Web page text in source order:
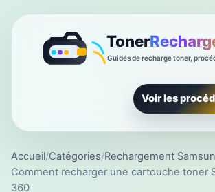
Voir les
Accueil/Catégories/Rechargement
Comment recharger une cartouche toner
360